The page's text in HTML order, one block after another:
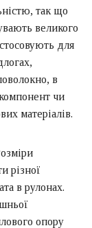
так що
великого
для
в
чи
матеріалів.
різної
в рулонах.
опору